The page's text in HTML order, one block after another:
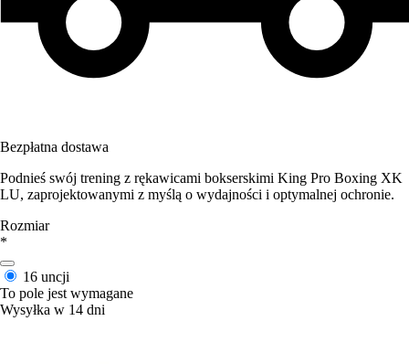
Bezpłatna dostawa
Podnieś swój trening z rękawicami bokserskimi King Pro Boxing XK
LU, zaprojektowanymi z myślą o wydajności i optymalnej ochronie.
Rozmiar
*
16 uncji
To pole jest wymagane
Wysyłka w 14 dni